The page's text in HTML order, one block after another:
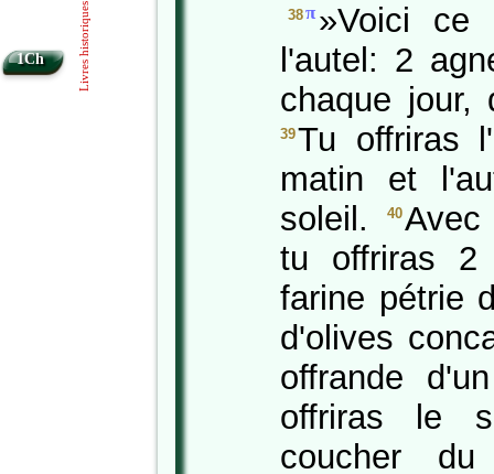
38π »Voici ce
l'autel: 2
chaque jour,
39Tu offriras
matin et
soleil.
40
tu offriras 2
farine pétrie
d'olives
offrande
offriras le
coucher
1Ch Livres historiques